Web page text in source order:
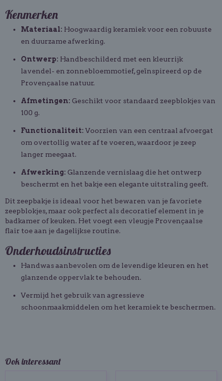
Kenmerken
Materiaal: Hoogwaardig keramiek voor een robuuste
en duurzame afwerking.
Ontwerp: Handbeschilderd met een kleurrijk
lavendel- en zonnebloemmotief, geïnspireerd op de
Provençaalse natuur.
Afmetingen: Geschikt voor standaard zeepblokjes van
100 g.
Functionaliteit: Voorzien van een centraal afvoergat
om overtollig water af te voeren, waardoor je zeep
langer meegaat.
Afwerking: Glanzende vernislaag die het ontwerp
beschermt en het bakje een elegante uitstraling geeft.
Dit zeepbakje is ideaal voor het bewaren van je favoriete
zeepblokjes, maar ook perfect als decoratief element in je
badkamer of keuken. Het voegt een vleugje Provençaalse
flair toe aan je dagelijkse routine.
Onderhoudsinstructies
Handwas aanbevolen om de levendige kleuren en het
glanzende oppervlak te behouden.
Vermijd het gebruik van agressieve
schoonmaakmiddelen om het keramiek te beschermen.
Ook interessant